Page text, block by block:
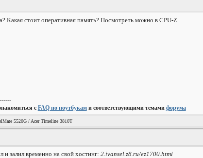
Какая стоит оперативная память? Посмотреть можно в CPU-Z
с FAQ по ноутбуками соответствующими темами форума
5520G / Acer Timeline 3810T
залил временно на свой хостинг: 2.ivansel.z8.ru/ez1700.html